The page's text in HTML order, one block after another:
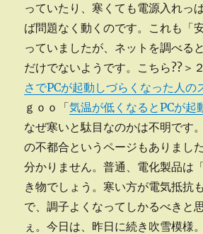
っていたり、寒くても電源入れっ
ば問題なく動くのです。これも「
っていましたが、ネットを調べる
だけでないようです。こちら??＞
さでPCが起動しづらくなった人の
ｇｏｏ「気温が低くなるとPCが起
なぜ寒いと駄目なのかは不明です
の不都合というページもありまし
分かりません。普通、電化製品は
き物でしょう。寒い方が電気抵抗
で、調子よくなってしかるべきと
ぇ。今日は、昨日に続き吹雪模様